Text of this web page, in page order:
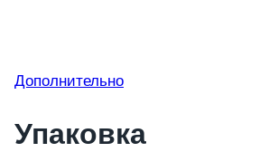
Дополнительно
Упаковка